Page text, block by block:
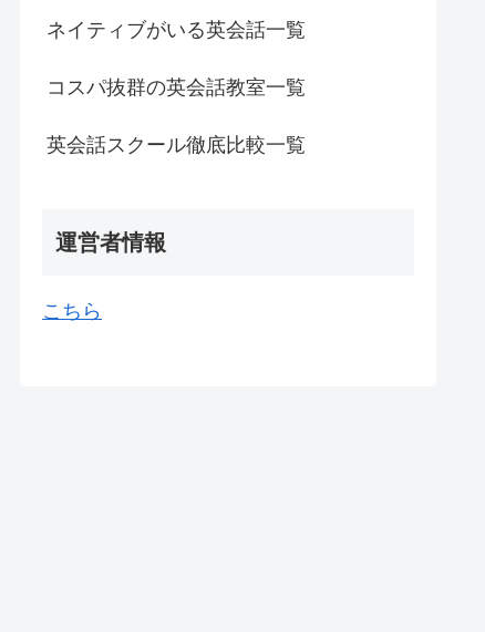
ネイティブがいる英会話一覧
コスパ抜群の英会話教室一覧
英会話スクール徹底比較一覧
運営者情報
こちら